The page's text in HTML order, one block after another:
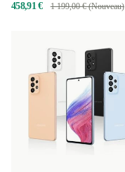
458,91 € 1 199,00 € (Nouveau)